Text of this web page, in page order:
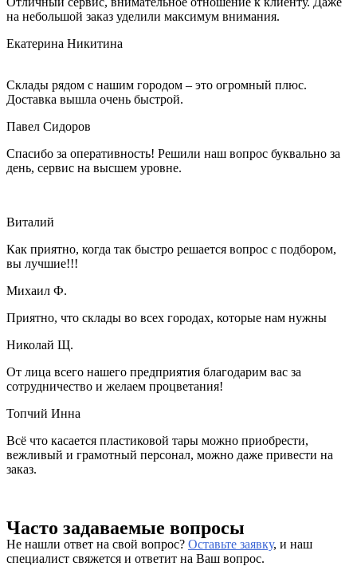
на небольшой заказ уделили максимум внимания.
Екатерина Никитина
Склады рядом с нашим городом – это огромный плюс.
Доставка вышла очень быстрой.
Павел Сидоров
Спасибо за оперативность! Решили наш вопрос буквально за
день, сервис на высшем уровне.
Виталий
Как приятно, когда так быстро решается вопрос с подбором,
вы лучшие!!!
Михаил Ф.
Приятно, что склады во всех городах, которые нам нужны
Николай Щ.
От лица всего нашего предприятия благодарим вас за
сотрудничество и желаем процветания!
Топчий Инна
Всё что касается пластиковой тары можно приобрести,
вежливый и грамотный персонал, можно даже привести на
заказ.
Часто задаваемые вопросы
Не нашли ответ на свой вопрос? Оставьте заявку, и наш
специалист свяжется и ответит на Ваш вопрос.